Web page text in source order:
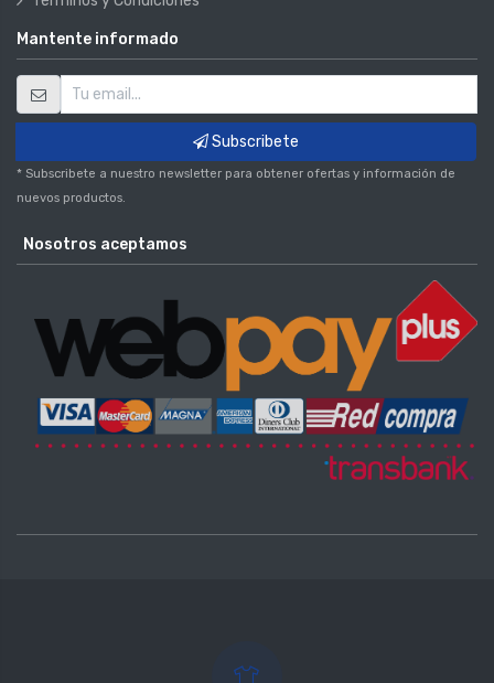
Mantente informado
Subscribete
* Subscribete a nuestro newsletter para obtener ofertas y información de
nuevos productos.
Nosotros aceptamos